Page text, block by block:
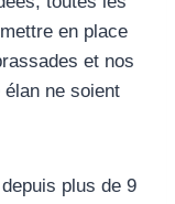
en place
et nos
élan ne soient
plus de 9